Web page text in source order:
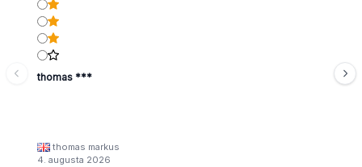
thomas ***
thomas markus
4. augusta 2026